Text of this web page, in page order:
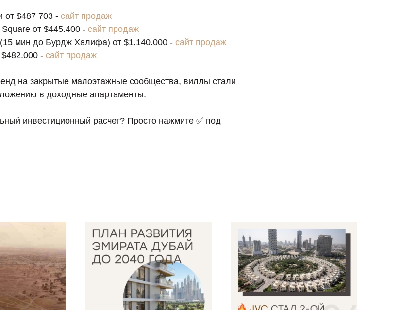
от $487 703 - сайт продаж
от $445.400 - сайт продаж
мин до Бурдж Халифа) от $1.140.000 - сайт продаж
- сайт продаж
на закрытые малоэтажные сообщества, виллы стали
в доходные апартаменты.
инвестиционный расчет? Просто нажмите ✅ под